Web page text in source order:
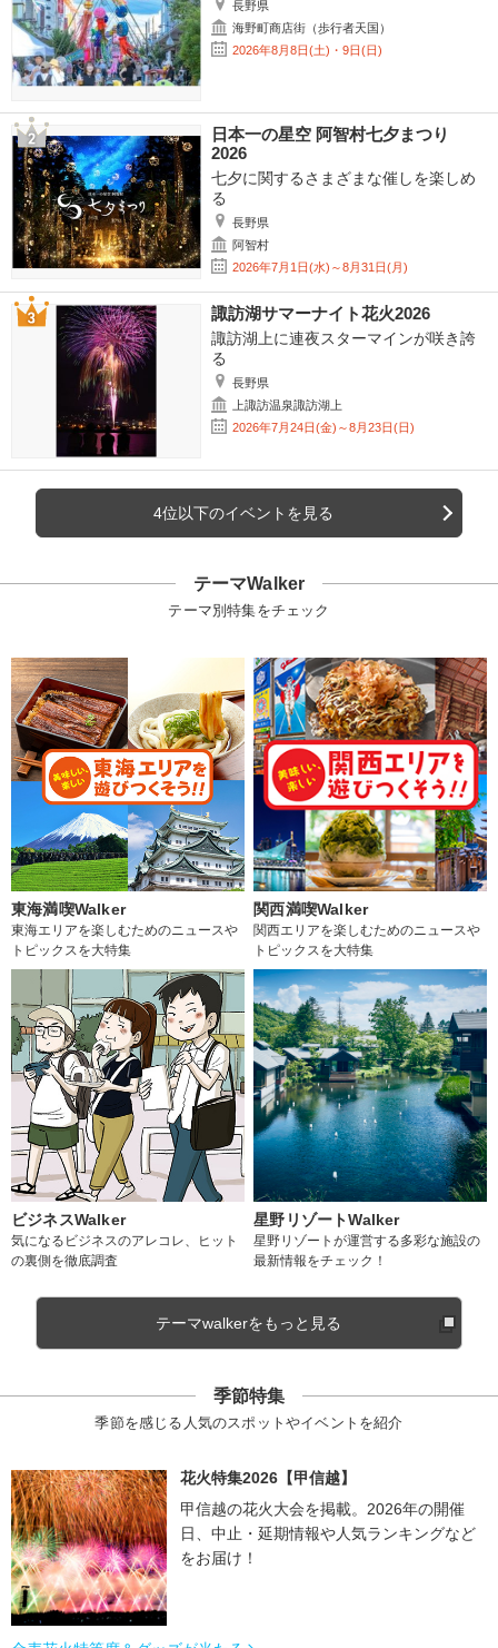
長野県
海野町商店街（歩行者天国）
2026年8月8日(土)・9日(日)
日本一の星空 阿智村七夕まつり
2026
七夕に関するさまざまな催しを楽しめ
る
長野県
阿智村
2026年7月1日(水)～8月31日(月)
諏訪湖サマーナイト花火2026
諏訪湖上に連夜スターマインが咲き誇
る
長野県
上諏訪温泉諏訪湖上
2026年7月24日(金)～8月23日(日)
4位以下のイベントを見る
テーマWalker
テーマ別特集をチェック
東海満喫Walker
東海エリアを楽しむためのニュースや
トピックスを大特集
関西満喫Walker
関西エリアを楽しむためのニュースや
トピックスを大特集
ビジネスWalker
気になるビジネスのアレコレ、ヒット
の裏側を徹底調査
星野リゾートWalker
星野リゾートが運営する多彩な施設の
最新情報をチェック！
テーマwalkerをもっと見る
季節特集
季節を感じる人気のスポットやイベントを紹介
花火特集2026【甲信越】
甲信越の花火大会を掲載。2026年の開催
日、中止・延期情報や人気ランキングなど
をお届け！